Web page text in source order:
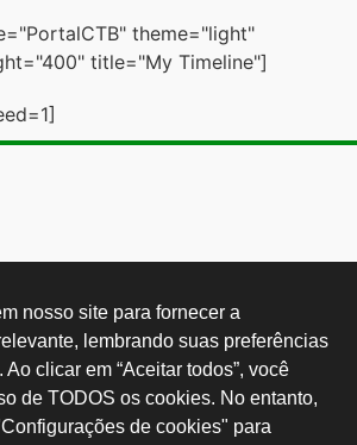
theme="light"
title="My Timeline"]
secgeral@ctb.org.br
11 3874-0040
1843, Sumaré São Paulo - SP -
CEP: 01251-001
nosso site para fornecer a
lembrando suas preferências
clicar em “Aceitar todos”, você
de TODOS os cookies. No entanto,
de cookies" para